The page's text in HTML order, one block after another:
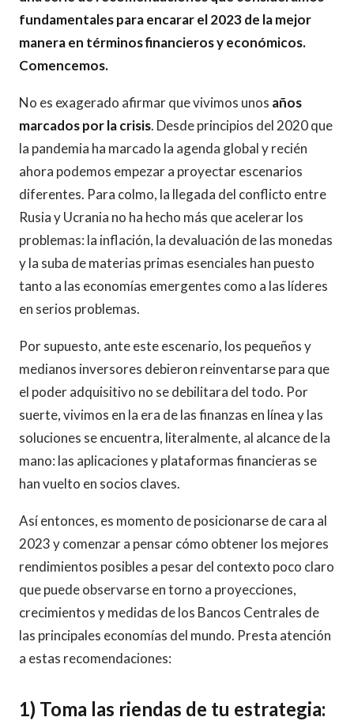
fundamentales para encarar el 2023 de la mejor
manera en términos financieros y económicos.
Comencemos.
No es exagerado afirmar que vivimos unos años
marcados por la crisis. Desde principios del 2020 que
la pandemia ha marcado la agenda global y recién
ahora podemos empezar a proyectar escenarios
diferentes. Para colmo, la llegada del conflicto entre
Rusia y Ucrania no ha hecho más que acelerar los
problemas: la inflación, la devaluación de las monedas
y la suba de materias primas esenciales han puesto
tanto a las economías emergentes como a las líderes
en serios problemas.
Por supuesto, ante este escenario, los pequeños y
medianos inversores debieron reinventarse para que
el poder adquisitivo no se debilitara del todo. Por
suerte, vivimos en la era de las finanzas en línea y las
soluciones se encuentra, literalmente, al alcance de la
mano: las aplicaciones y plataformas financieras se
han vuelto en socios claves.
Así entonces, es momento de posicionarse de cara al
2023 y comenzar a pensar cómo obtener los mejores
rendimientos posibles a pesar del contexto poco claro
que puede observarse en torno a proyecciones,
crecimientos y medidas de los Bancos Centrales de
las principales economías del mundo. Presta atención
a estas recomendaciones:
1) Toma las riendas de tu estrategia: